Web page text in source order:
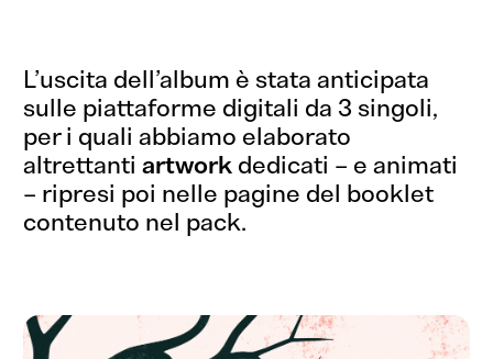
L’uscita dell’album è stata anticipata
sulle piattaforme digitali da 3 singoli,
per i quali abbiamo elaborato
altrettantiartwork dedicati – e animati
– ripresi poi nelle pagine del booklet
contenuto nel pack.
Che dici,
collaboriamo?